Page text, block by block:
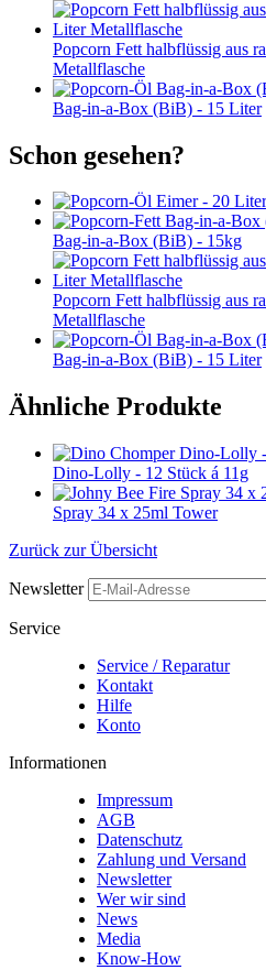
Popcorn Fett halbflüssig aus
Metallflasche
Bag-in-a-Box (BiB) - 15 Liter
Schon gesehen?
Bag-in-a-Box (BiB) - 15kg
Popcorn Fett halbflüssig aus
Metallflasche
Bag-in-a-Box (BiB) - 15 Liter
Ähnliche Produkte
Dino-Lolly - 12 Stück á 11g
Spray 34 x 25ml Tower
Zurück zur Übersicht
Newsletter
Service
Service / Reparatur
Kontakt
Hilfe
Konto
Informationen
Impressum
AGB
Datenschutz
Zahlung und Versand
Newsletter
Wer wir sind
News
Media
Know-How